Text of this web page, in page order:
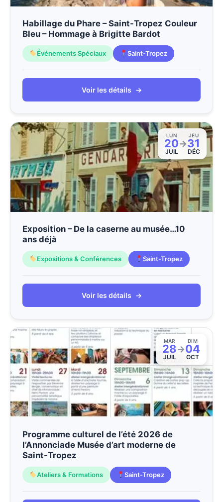
Habillage du Phare – Saint-Tropez Couleur
Bleu – Hommage à Brigitte Bardot
Événements Spéciaux Saint-Tropez
Voir les détails →
LUN
20
JUIL
→
JEU
31
DÉC
Exposition – De la caserne au musée…10
ans déjà
Expositions & Conférences Saint-Tropez
Voir les détails →
MAR
28
JUIL
→
DIM
04
OCT
Programme culturel de l’été 2026 de
l’Annonciade Musée d’art moderne de
Saint-Tropez
Ateliers & Formations Saint-Tropez